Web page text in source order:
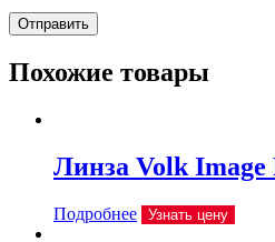
Отправить
Похожие товары
Линза Volk Image
Подробнее Узнать цену